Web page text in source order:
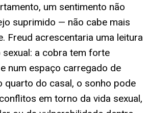
um sentimento não
suprimido — não cabe mais
Freud acrescentaria uma leitura
a cobra tem forte
num espaço carregado de
quarto do casal, o sonho pode
em torno da vida sexual,